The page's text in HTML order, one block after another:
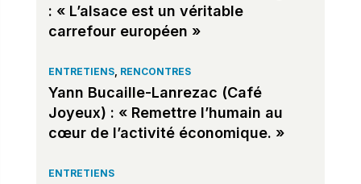
: « L’alsace est un véritable
carrefour européen »
ENTRETIENS, RENCONTRES
Yann Bucaille-Lanrezac (Café
Joyeux) : « Remettre l’humain au
cœur de l’activité économique. »
ENTRETIENS